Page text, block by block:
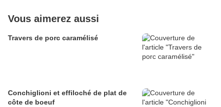
Vous aimerez aussi
Travers de porc caramélisé
Conchiglioni et effiloché de plat de
côte de boeuf